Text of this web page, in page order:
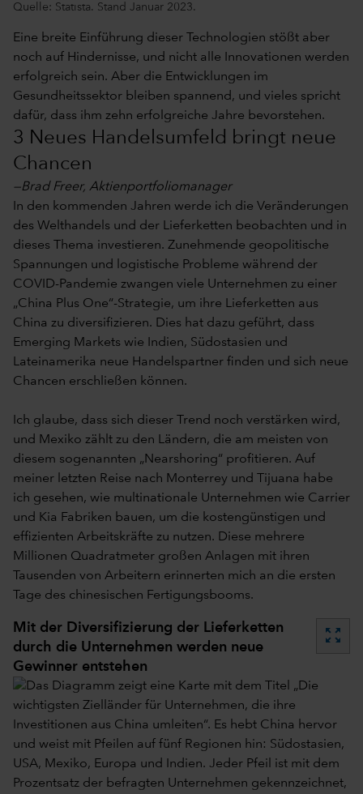
Quelle: Statista. Stand Januar 2023.
Eine breite Einführung dieser Technologien stößt aber
noch auf Hindernisse, und nicht alle Innovationen werden
erfolgreich sein. Aber die Entwicklungen im
Gesundheitssektor bleiben spannend, und vieles spricht
dafür, dass ihm zehn erfolgreiche Jahre bevorstehen.
3 Neues Handelsumfeld bringt neue
Chancen
—Brad Freer, Aktienportfoliomanager
In den kommenden Jahren werde ich die Veränderungen
des Welthandels und der Lieferketten beobachten und in
dieses Thema investieren. Zunehmende geopolitische
Spannungen und logistische Probleme während der
COVID-Pandemie zwangen viele Unternehmen zu einer
„China Plus One“-Strategie, um ihre Lieferketten aus
China zu diversifizieren. Dies hat dazu geführt, dass
Emerging Markets wie Indien, Südostasien und
Lateinamerika neue Handelspartner finden und sich neue
Chancen erschließen können.
Ich glaube, dass sich dieser Trend noch verstärken wird,
und Mexiko zählt zu den Ländern, die am meisten von
diesem sogenannten „Nearshoring“ profitieren. Auf
meiner letzten Reise nach Monterrey und Tijuana habe
ich gesehen, wie multinationale Unternehmen wie Carrier
und Kia Fabriken bauen, um die kostengünstigen und
effizienten Arbeitskräfte zu nutzen. Diese mehrere
Millionen Quadratmeter großen Anlagen mit ihren
Tausenden von Arbeitern erinnerten mich an die ersten
Tage des chinesischen Fertigungsbooms.
Mit der Diversifizierung der Lieferketten
durch die Unternehmen werden neue
Gewinner entstehen
zoom_out_map